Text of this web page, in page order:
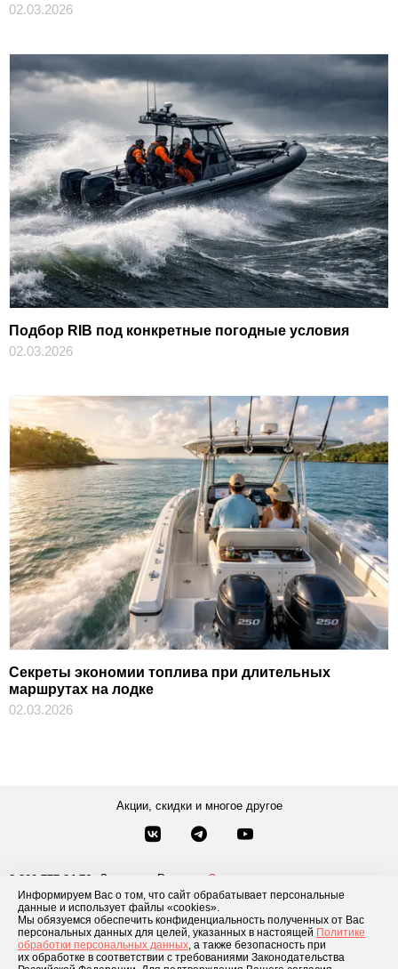
Информируем Вас о том, что сайт обрабатывает персональные
данные и использует файлы «cookies».
Мы обязуемся обеспечить конфиденциальность полученных от Вас
персональных данных для целей, указанных в настоящей Политике
обработки персональных данных, а также безопасность при
их обработке в соответствии с требованиями Законодательства
02.03.2026
Подбор RIB под конкретные погодные условия
02.03.2026
Секреты экономии топлива при длительных
маршрутах на лодке
02.03.2026
Акции, скидки и многое другое
8-800-777-84-76 Звонки по России
Заказать звонок
8 495 181-69-06
Москва
Каталог товаров О компании Доставка и оплата Блог